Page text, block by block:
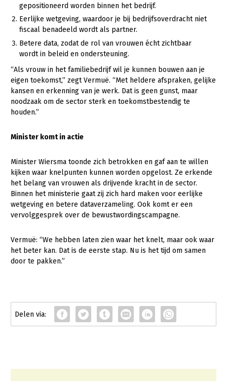
Vleesveehouderij
LTO Nederland
Mensen
Bestuur en Directie
Vakgroepbestuurders
Jaarverslag 2023
Pers
Contact
gepositioneerd worden binnen het bedrijf.
Eerlijke wetgeving, waardoor je bij bedrijfsoverdracht niet
fiscaal benadeeld wordt als partner.
Betere data, zodat de rol van vrouwen écht zichtbaar
wordt in beleid en ondersteuning.
“Als vrouw in het familiebedrijf wil je kunnen bouwen aan je
eigen toekomst,” zegt Vermuë. “Met heldere afspraken, gelijke
kansen en erkenning van je werk. Dat is geen gunst, maar
noodzaak om de sector sterk en toekomstbestendig te
houden.”
Minister komt in actie
Minister Wiersma toonde zich betrokken en gaf aan te willen
kijken waar knelpunten kunnen worden opgelost. Ze erkende
het belang van vrouwen als drijvende kracht in de sector.
Binnen het ministerie gaat zij zich hard maken voor eerlijke
wetgeving en betere dataverzameling. Ook komt er een
vervolggesprek over de bewustwordingscampagne.
Vermuë: “We hebben laten zien waar het knelt, maar ook waar
het beter kan. Dat is de eerste stap. Nu is het tijd om samen
door te pakken.”